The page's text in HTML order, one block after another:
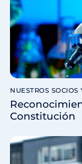
NUESTROS SOCIOS
Constitución